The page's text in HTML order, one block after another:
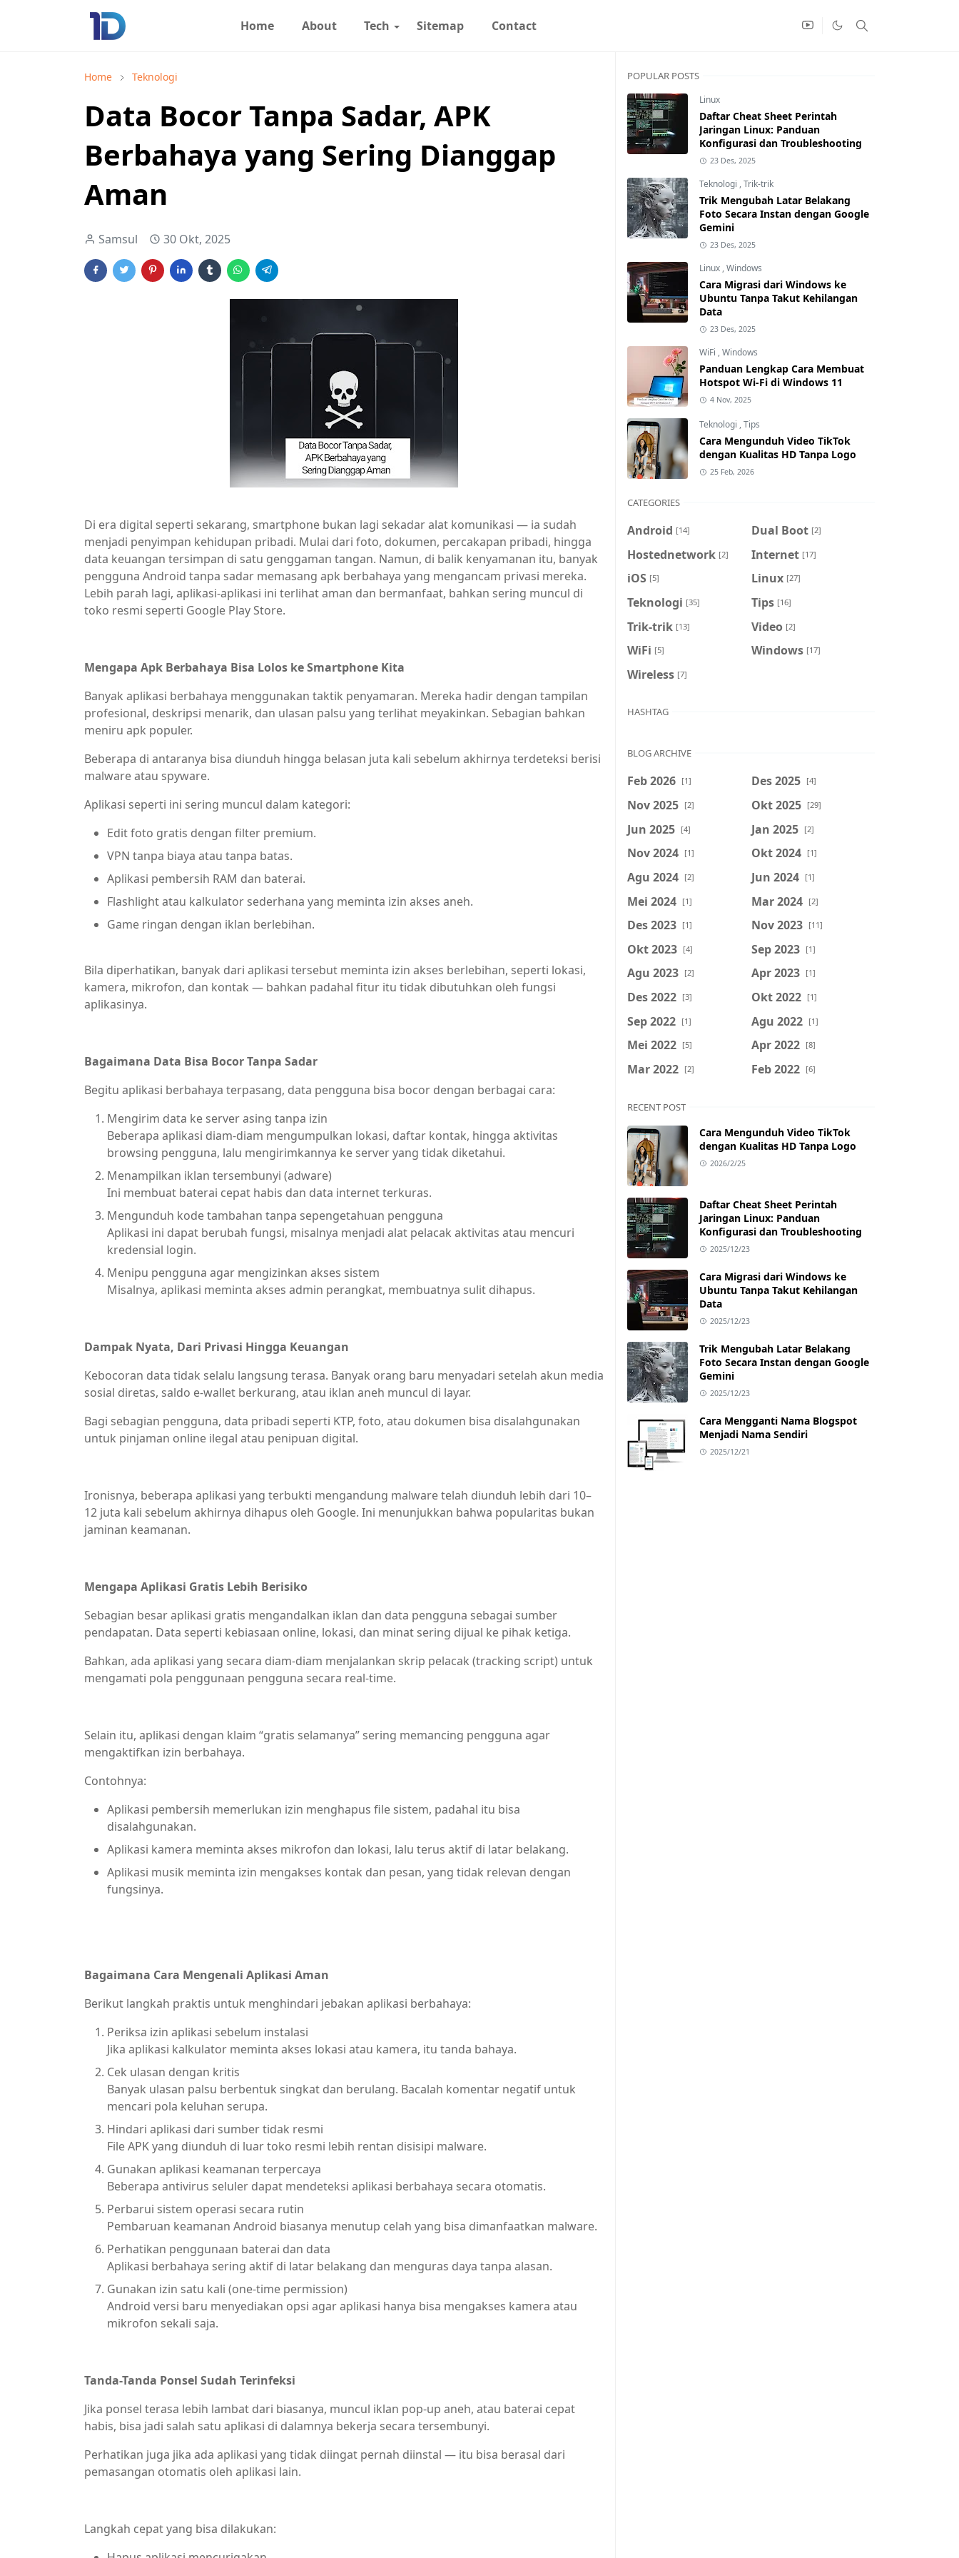
Home About Tech Sitemap Contact
Home Teknologi
Data Bocor Tanpa Sadar, APK
Berbahaya yang Sering Dianggap
Aman
Samsul 30 Okt, 2025
Di era digital seperti sekarang, smartphone bukan lagi sekadar alat komunikasi — ia sudah
menjadi penyimpan kehidupan pribadi. Mulai dari foto, dokumen, percakapan pribadi, hingga
data keuangan tersimpan di satu genggaman tangan. Namun, di balik kenyamanan itu, banyak
pengguna Android tanpa sadar memasang apk berbahaya yang mengancam privasi mereka.
Lebih parah lagi, aplikasi-aplikasi ini terlihat aman dan bermanfaat, bahkan sering muncul di
toko resmi seperti Google Play Store.
Mengapa Apk Berbahaya Bisa Lolos ke Smartphone Kita
Banyak aplikasi berbahaya menggunakan taktik penyamaran. Mereka hadir dengan tampilan
profesional, deskripsi menarik, dan ulasan palsu yang terlihat meyakinkan. Sebagian bahkan
meniru apk populer.
Beberapa di antaranya bisa diunduh hingga belasan juta kali sebelum akhirnya terdeteksi berisi
malware atau spyware.
Aplikasi seperti ini sering muncul dalam kategori:
Edit foto gratis dengan filter premium.
VPN tanpa biaya atau tanpa batas.
Aplikasi pembersih RAM dan baterai.
Flashlight atau kalkulator sederhana yang meminta izin akses aneh.
Game ringan dengan iklan berlebihan.
Bila diperhatikan, banyak dari aplikasi tersebut meminta izin akses berlebihan, seperti lokasi,
kamera, mikrofon, dan kontak — bahkan padahal fitur itu tidak dibutuhkan oleh fungsi
aplikasinya.
Bagaimana Data Bisa Bocor Tanpa Sadar
Begitu aplikasi berbahaya terpasang, data pengguna bisa bocor dengan berbagai cara:
Mengirim data ke server asing tanpa izin
Beberapa aplikasi diam-diam mengumpulkan lokasi, daftar kontak, hingga aktivitas
browsing pengguna, lalu mengirimkannya ke server yang tidak diketahui.
Menampilkan iklan tersembunyi (adware)
Ini membuat baterai cepat habis dan data internet terkuras.
Mengunduh kode tambahan tanpa sepengetahuan pengguna
Aplikasi ini dapat berubah fungsi, misalnya menjadi alat pelacak aktivitas atau mencuri
kredensial login.
Menipu pengguna agar mengizinkan akses sistem
Misalnya, aplikasi meminta akses admin perangkat, membuatnya sulit dihapus.
Dampak Nyata, Dari Privasi Hingga Keuangan
Kebocoran data tidak selalu langsung terasa. Banyak orang baru menyadari setelah akun media
sosial diretas, saldo e-wallet berkurang, atau iklan aneh muncul di layar.
Bagi sebagian pengguna, data pribadi seperti KTP, foto, atau dokumen bisa disalahgunakan
untuk pinjaman online ilegal atau penipuan digital.
Ironisnya, beberapa aplikasi yang terbukti mengandung malware telah diunduh lebih dari 10–
12 juta kali sebelum akhirnya dihapus oleh Google. Ini menunjukkan bahwa popularitas bukan
jaminan keamanan.
Mengapa Aplikasi Gratis Lebih Berisiko
Sebagian besar aplikasi gratis mengandalkan iklan dan data pengguna sebagai sumber
pendapatan. Data seperti kebiasaan online, lokasi, dan minat sering dijual ke pihak ketiga.
Bahkan, ada aplikasi yang secara diam-diam menjalankan skrip pelacak (tracking script) untuk
mengamati pola penggunaan pengguna secara real-time.
Selain itu, aplikasi dengan klaim “gratis selamanya” sering memancing pengguna agar
mengaktifkan izin berbahaya.
Contohnya:
Aplikasi pembersih memerlukan izin menghapus file sistem, padahal itu bisa
disalahgunakan.
Aplikasi kamera meminta akses mikrofon dan lokasi, lalu terus aktif di latar belakang.
Aplikasi musik meminta izin mengakses kontak dan pesan, yang tidak relevan dengan
fungsinya.
Bagaimana Cara Mengenali Aplikasi Aman
Berikut langkah praktis untuk menghindari jebakan aplikasi berbahaya:
Periksa izin aplikasi sebelum instalasi
Jika aplikasi kalkulator meminta akses lokasi atau kamera, itu tanda bahaya.
Cek ulasan dengan kritis
Banyak ulasan palsu berbentuk singkat dan berulang. Bacalah komentar negatif untuk
mencari pola keluhan serupa.
Hindari aplikasi dari sumber tidak resmi
File APK yang diunduh di luar toko resmi lebih rentan disisipi malware.
Gunakan aplikasi keamanan terpercaya
Beberapa antivirus seluler dapat mendeteksi aplikasi berbahaya secara otomatis.
Perbarui sistem operasi secara rutin
Pembaruan keamanan Android biasanya menutup celah yang bisa dimanfaatkan malware.
Perhatikan penggunaan baterai dan data
Aplikasi berbahaya sering aktif di latar belakang dan menguras daya tanpa alasan.
Gunakan izin satu kali (one-time permission)
Android versi baru menyediakan opsi agar aplikasi hanya bisa mengakses kamera atau
mikrofon sekali saja.
Tanda-Tanda Ponsel Sudah Terinfeksi
Jika ponsel terasa lebih lambat dari biasanya, muncul iklan pop-up aneh, atau baterai cepat
habis, bisa jadi salah satu aplikasi di dalamnya bekerja secara tersembunyi.
Perhatikan juga jika ada aplikasi yang tidak diingat pernah diinstal — itu bisa berasal dari
pemasangan otomatis oleh aplikasi lain.
Langkah cepat yang bisa dilakukan:
POPULAR POSTS
Linux
Daftar Cheat Sheet Perintah
Jaringan Linux: Panduan
Konfigurasi dan Troubleshooting
23 Des, 2025
Teknologi ,Trik-trik
Trik Mengubah Latar Belakang
Foto Secara Instan dengan Google
Gemini
23 Des, 2025
Linux ,Windows
Cara Migrasi dari Windows ke
Ubuntu Tanpa Takut Kehilangan
Data
23 Des, 2025
WiFi ,Windows
Panduan Lengkap Cara Membuat
Hotspot Wi-Fi di Windows 11
4 Nov, 2025
Teknologi ,Tips
Cara Mengunduh Video TikTok
dengan Kualitas HD Tanpa Logo
25 Feb, 2026
CATEGORIES
Android [14] Dual Boot [2]
Hostednetwork [2] Internet [17]
iOS [5] Linux [27]
Teknologi [35] Tips [16]
Trik-trik [13] Video [2]
WiFi [5] Windows [17]
Wireless [7]
HASHTAG
BLOG ARCHIVE
Feb 2026 [1] Des 2025 [4]
Nov 2025 [2] Okt 2025 [29]
Jun 2025 [4] Jan 2025 [2]
Nov 2024 [1] Okt 2024 [1]
Agu 2024 [2] Jun 2024 [1]
Mei 2024 [1] Mar 2024 [2]
Des 2023 [1] Nov 2023 [11]
Okt 2023 [4] Sep 2023 [1]
Agu 2023 [2] Apr 2023 [1]
Des 2022 [3] Okt 2022 [1]
Sep 2022 [1] Agu 2022 [1]
Mei 2022 [5] Apr 2022 [8]
Mar 2022 [2] Feb 2022 [6]
RECENT POST
Cara Mengunduh Video TikTok
dengan Kualitas HD Tanpa Logo
2026/2/25
Daftar Cheat Sheet Perintah
Jaringan Linux: Panduan
Konfigurasi dan Troubleshooting
2025/12/23
Cara Migrasi dari Windows ke
Ubuntu Tanpa Takut Kehilangan
Data
2025/12/23
Trik Mengubah Latar Belakang
Foto Secara Instan dengan Google
Gemini
2025/12/23
Cara Mengganti Nama Blogspot
Menjadi Nama Sendiri
2025/12/21